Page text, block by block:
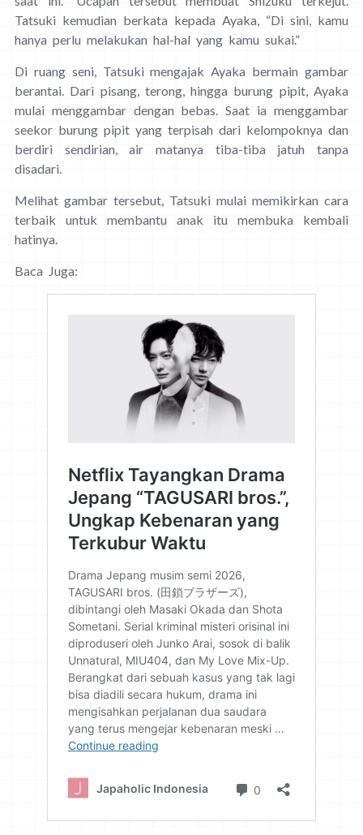
Tatsuki kemudian berkata kepada Ayaka, “Di sini, kamu
hanya perlu melakukan hal-hal yang kamu sukai.”
Di ruang seni, Tatsuki mengajak Ayaka bermain gambar
berantai. Dari pisang, terong, hingga burung pipit, Ayaka
mulai menggambar dengan bebas. Saat ia menggambar
seekor burung pipit yang terpisah dari kelompoknya dan
berdiri sendirian, air matanya tiba-tiba jatuh tanpa
disadari.
Melihat gambar tersebut, Tatsuki mulai memikirkan cara
terbaik untuk membantu anak itu membuka kembali
hatinya.
Baca Juga: